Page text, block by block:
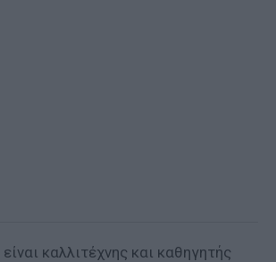
καλλιτέχνης και καθηγητής